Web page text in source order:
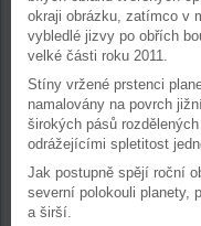
okraji obrázku, zatímco v
vybledlé jizvy po obřích
velké části roku 2011.
Stíny vržené prstenci
namalovány na povrch
širokých pásů
odrážejícími spletitost
Jak postupně spějí roční
severní polokouli planety,
a širší.